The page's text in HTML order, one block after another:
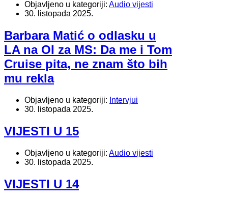
Objavljeno u kategoriji: Audio vijesti
30. listopada 2025.
Barbara Matić o odlasku u
LA na OI za MS: Da me i Tom
Cruise pita, ne znam što bih
mu rekla
Objavljeno u kategoriji: Intervjui
30. listopada 2025.
VIJESTI U 15
Objavljeno u kategoriji: Audio vijesti
30. listopada 2025.
VIJESTI U 14